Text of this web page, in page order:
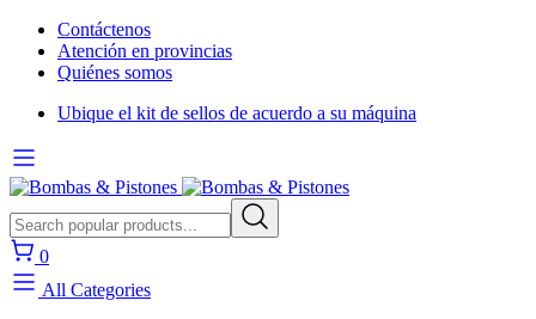
Contáctenos
Atención en provincias
Quiénes somos
Ubique el kit de sellos de acuerdo a su máquina
0
All Categories